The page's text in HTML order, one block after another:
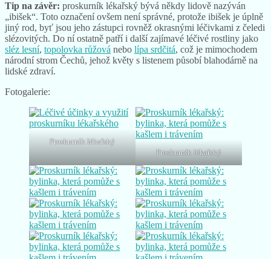
Tip na závěr: proskurník lékařský bývá někdy lidově nazýván
„ibišek“. Toto označení ovšem není správné, protože ibišek je úplně
jiný rod, byť jsou jeho zástupci rovněž okrasnými léčivkami z čeledi
slézovitých. Do ní ostatně patří i další zajímavé léčivé rostliny jako
sléz lesní, topolovka růžová nebo lípa srdčitá, což je mimochodem
národní strom Čechů, jehož květy s listenem působí blahodárně na
lidské zdraví.
Fotogalerie:
Proskurník lékařský
Proskurník lékařský